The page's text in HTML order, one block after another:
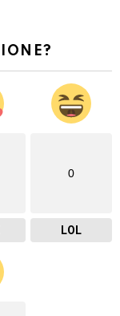
0
LOL